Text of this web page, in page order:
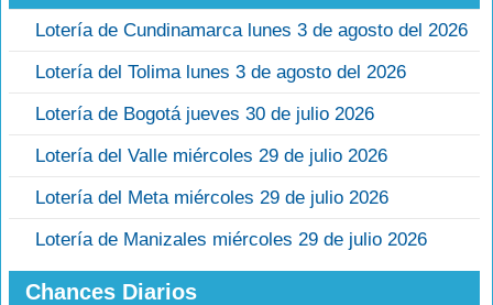
Lotería de Cundinamarca lunes 3 de agosto del 2026
Lotería del Tolima lunes 3 de agosto del 2026
Lotería de Bogotá jueves 30 de julio 2026
Lotería del Valle miércoles 29 de julio 2026
Lotería del Meta miércoles 29 de julio 2026
Lotería de Manizales miércoles 29 de julio 2026
Chances Diarios